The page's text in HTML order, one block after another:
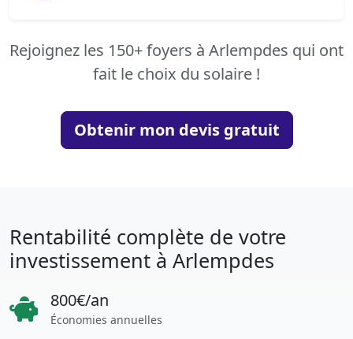
Rejoignez les 150+ foyers à Arlempdes qui ont
fait le choix du solaire !
Obtenir mon devis gratuit
Rentabilité complète de votre
investissement à Arlempdes
800€/an
Économies annuelles